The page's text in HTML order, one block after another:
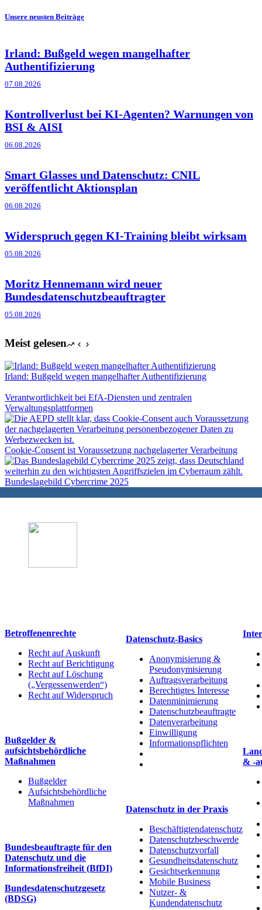
Unsere neusten Beiträge
Irland: Bußgeld wegen mangelhafter
Authentifizierung
07.08.2026
Kontrollverlust bei KI-Agenten? Warnungen von
BSI & AISI
06.08.2026
Smart Glasses und Datenschutz: CNIL
veröffentlicht Aktionsplan
06.08.2026
Widerspruch gegen KI-Training bleibt wirksam
05.08.2026
Moritz Hennemann wird neuer
Bundesdatenschutzbeauftragter
05.08.2026
Meist gelesen
Irland: Bußgeld wegen mangelhafter Authentifizierung
Verantwortlichkeit bei EfA-Diensten und zentralen
Verwaltungsplattformen
Cookie-Consent ist Voraussetzung nachgelagerter Verarbeitung
Bundeslagebild Cybercrime 2025
Betroffenenrechte
Recht auf Auskunft
Recht auf Berichtigung
Recht auf Löschung
(„Vergessenwerden“)
Recht auf Widerspruch
Bußgelder &
aufsichtsbehördliche
Maßnahmen
Bußgelder
Aufsichtsbehördliche
Maßnahmen
Bundesbeauftragte für den
Datenschutz und die
Informationsfreiheit (BfDI)
Bundesdatenschutzgesetz
(BDSG)
Datenschutz-Basics
Anonymisierung &
Pseudonymisierung
Auftragsverarbeitung
Berechtigtes Interesse
Datenminimierung
Datenschutzbeauftragte
Datenverarbeitung
Einwilligung
Informationspflichten
Datenschutz in der Praxis
Beschäftigtendatenschutz
Datenschutzbeschwerde
Datenschutzvorfall
Gesundheitsdatenschutz
Gesichtserkennung
Mobile Business
Nutzer- &
Kundendatenschutz
& -